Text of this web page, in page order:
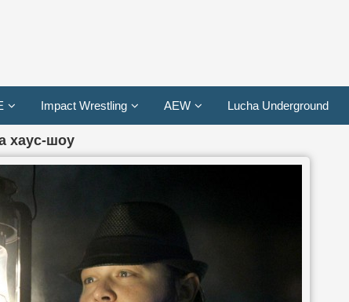
Impact Wrestling AEW Lucha Underground
хаус-шоу